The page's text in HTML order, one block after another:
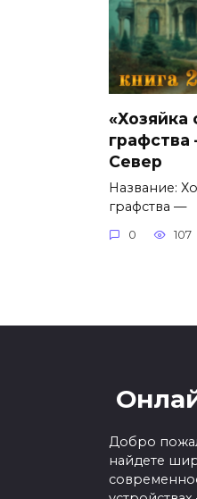
«Хозяйка
Север
Название:
графства —
0 107
Добро
найдете